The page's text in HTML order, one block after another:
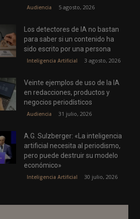
Audiencia 5 agosto, 2026
Los detectores de IA no bastan
para saber si un contenido ha
sido escrito por una persona
Inteligencia Artificial 3 agosto, 2026
Veinte ejemplos de uso de la IA
en redacciones, productos y
negocios periodísticos
Audiencia 31 julio, 2026
A.G. Sulzberger: «La inteligencia
artificial necesita al periodismo,
pero puede destruir su modelo
económico»
Inteligencia Artificial 30 julio, 2026